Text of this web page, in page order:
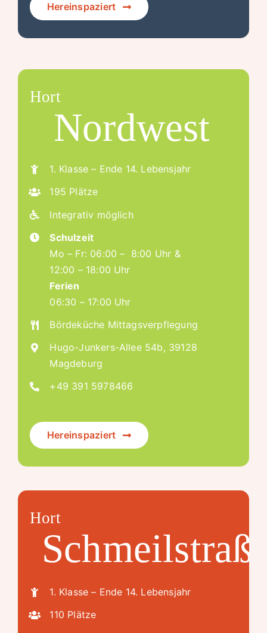
Hereinspaziert
Hort
Nordwest
1. Klasse – Ende 14. Lebensjahr
195 Plätze
Integrativ möglich
Schulzeit
Mo – Fr: 06:00 – 8:00 Uhr &
12:00 – 18:00 Uhr
Ferien
06:30 – 17:00 Uhr
Bördeküche Mittagsverpflegung
Hugo-Junkers-Allee 54b, 39128
Magdeburg
+49 391 5978466
Hereinspaziert
Hort
1. Klasse – Ende 14. Lebensjahr
110 Plätze